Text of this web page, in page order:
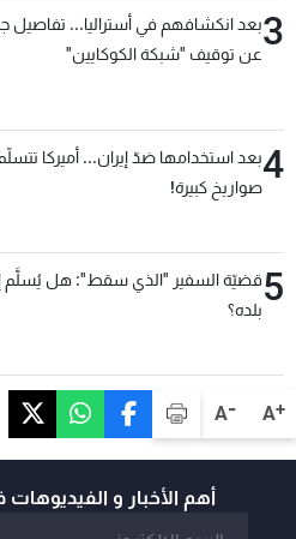
A+
A-
3بعد انكشافهم في أستراليا... تفاصيل
عن توقيف "شبكة الكوكايين"
4بعد استخدامها ضدّ إيران... أميركا
صواريخ كبيرة!
5قضيّة السفير "الذي سقط": هل يُسلَّم
بلده؟
أهم الأخبار و الفيديوهات